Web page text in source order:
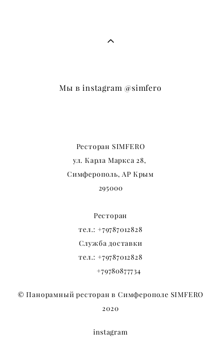
Мы в instagram@simfero
Ресторан SIMFERO
ул. Карла Маркса28,
Симферополь, АР Крым
295000
Ресторан
тел.: +79787012828
Служба доставки
тел.: +79787012828
+79780877734
© Панорамный ресторан в Симферополе SIMFERO
2020
instagram